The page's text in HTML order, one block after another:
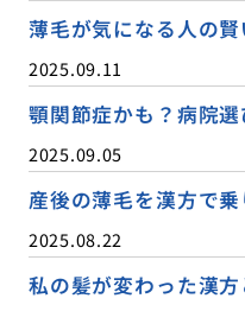
薄毛が気になる人の
2025.09.11
顎関節症かも？病院
2025.09.05
産後の薄毛を漢方で
2025.08.22
私の髪が変わった漢